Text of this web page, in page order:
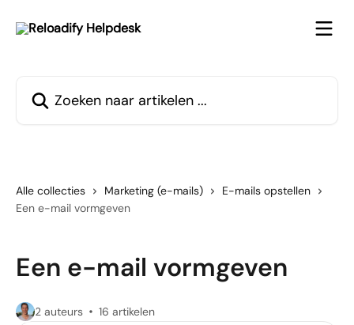
Alle collecties Marketing (e-mails)
E-mails opstellen
Een e-mail vormgeven
Een e-mail vormgeven
2 auteurs 16 artikelen